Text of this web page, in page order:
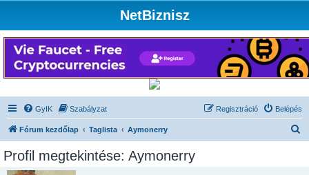
NetBiznisz
GyIK Szabályzat Belépés
Regisztráció
Fórum kezdőlap Taglista Aymonerry
Profil megtekintése: Aymonerry